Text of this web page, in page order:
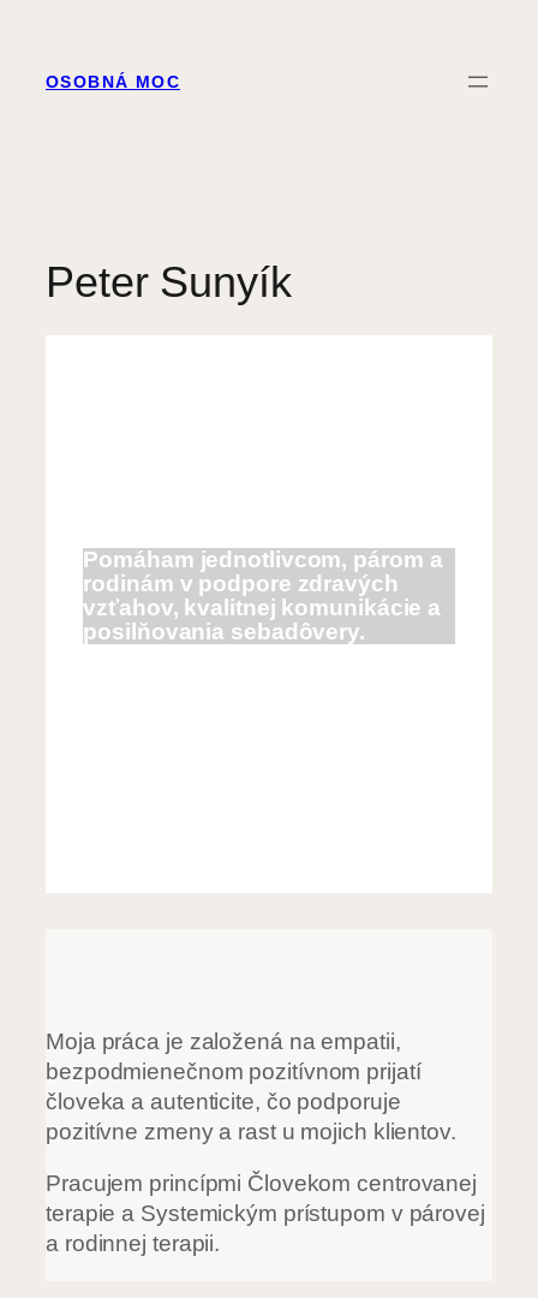
obsahOSOBNÁ MOC
Peter Sunyík
Pomáham jednotlivcom, párom a
rodinám v podpore zdravých
vzťahov, kvalitnej komunikácie a
posilňovania sebadôvery.
Moja práca je založená na empatii,
bezpodmienečnom pozitívnom prijatí
človeka a autenticite, čo podporuje
pozitívne zmeny a rast u mojich klientov.
Pracujem princípmi Človekom centrovanej
terapie a Systemickým prístupom v párovej
a rodinnej terapii.